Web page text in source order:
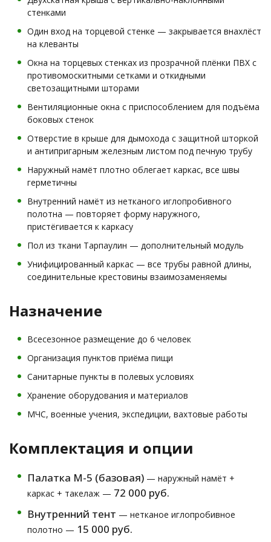
стенками
Один вход на торцевой стенке — закрывается внахлёст
на клеванты
Окна на торцевых стенках из прозрачной плёнки ПВХ с
противомоскитными сетками и откидными
светозащитными шторами
Вентиляционные окна с приспособлением для подъёма
боковых стенок
Отверстие в крыше для дымохода с защитной шторкой
и антипригарным железным листом под печную трубу
Наружный намёт плотно облегает каркас, все швы
герметичны
Внутренний намёт из нетканого иглопробивного
полотна — повторяет форму наружного,
пристёгивается к каркасу
Пол из ткани Тарпаулин — дополнительный модуль
Унифицированный каркас — все трубы равной длины,
соединительные крестовины взаимозаменяемы
Назначение
Всесезонное размещение до 6 человек
Организация пунктов приёма пищи
Санитарные пункты в полевых условиях
Хранение оборудования и материалов
МЧС, военные учения, экспедиции, вахтовые работы
Комплектация и опции
Палатка М-5 (базовая) — наружный намёт +
каркас + такелаж — 72 000 руб.
Внутренний тент — нетканое иглопробивное
полотно — 15 000 руб.